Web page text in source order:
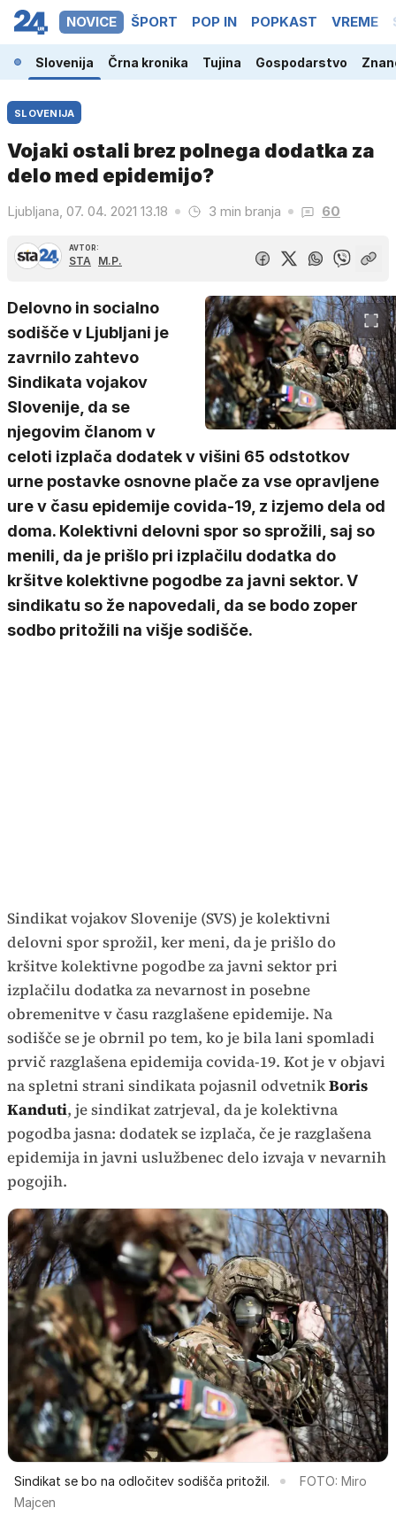
NOVICE ŠPORT POP IN POPKAST VREME
Slovenija Črna kronika Tujina Gospodarstvo
SLOVENIJA
Vojaki ostali brez polnega dodatka za
delo med epidemijo?
Ljubljana, 07. 04. 2021 13.18 3 min branja 60
AVTOR:
STA M.P.
Delovno in socialno
sodišče v Ljubljani je
zavrnilo zahtevo
Sindikata vojakov
Slovenije, da se
njegovim članom v
celoti izplača dodatek v višini 65 odstotkov
urne postavke osnovne plače za vse opravljene
ure v času epidemije covida-19, z izjemo dela od
doma. Kolektivni delovni spor so sprožili, saj so
menili, da je prišlo pri izplačilu dodatka do
kršitve kolektivne pogodbe za javni sektor. V
sindikatu so že napovedali, da se bodo zoper
sodbo pritožili na višje sodišče.
Sindikat vojakov Slovenije (SVS) je kolektivni
delovni spor sprožil, ker meni, da je prišlo do
kršitve kolektivne pogodbe za javni sektor pri
izplačilu dodatka za nevarnost in posebne
obremenitve v času razglašene epidemije. Na
sodišče se je obrnil po tem, ko je bila lani spomladi
prvič razglašena epidemija covida-19. Kot je v objavi
na spletni strani sindikata pojasnil odvetnikBoris
Kanduti, je sindikat zatrjeval, da je kolektivna
pogodba jasna: dodatek se izplača, če je razglašena
epidemija in javni uslužbenec delo izvaja v nevarnih
pogojih.
Sindikat se bo na odločitev sodišča pritožil.
FOTO: Miro
Majcen